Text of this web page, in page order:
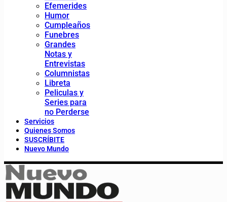
Efemerides
Humor
Cumpleaños
Funebres
Grandes
Notas y
Entrevistas
Columnistas
Libreta
Peliculas y
Series para
no Perderse
Servicios
Quienes Somos
SUSCRÍBITE
Nuevo Mundo